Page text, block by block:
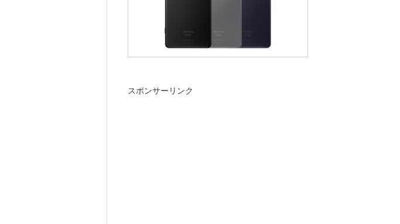
スポンサーリンク